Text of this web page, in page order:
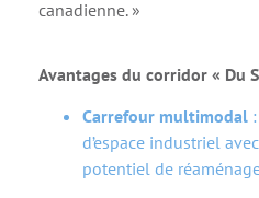
canadienne. »
Avantages du corridor « Du
Carrefour multimodal
d’espace industriel
potentiel de